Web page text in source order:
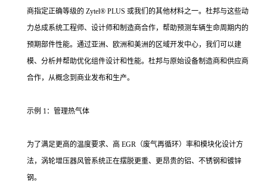
商指定正确等级的 Zytel® PLUS 或我们的其他材料之一。杜邦与这些动
力总成系统工程师、设计师和制造商合作，帮助预测车辆生命周期内的
预期部件性能。通过亚洲、欧洲和美洲的区域开发中心，我们可以建
模、分析并帮助优化组件设计和性能。杜邦与原始设备制造商和供应商
合作，从概念到商业发布和生产。
示例 1：管理热气体
为了满足更高的温度要求、高 EGR（废气再循环）率和模块化设计方
法，涡轮增压器风管系统正在摆脱更重、更昂贵的铝、不锈钢和镀锌
钢。